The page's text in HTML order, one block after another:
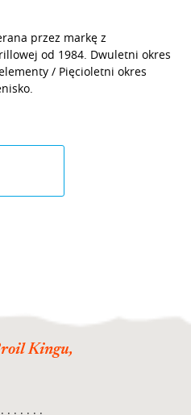
przez markę z
od 1984. Dwuletni okres
/ Pięcioletni okres
Kingu,